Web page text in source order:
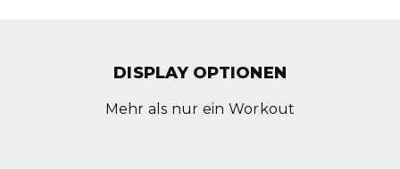
DISPLAY OPTIONEN
Mehr als nur ein Workout